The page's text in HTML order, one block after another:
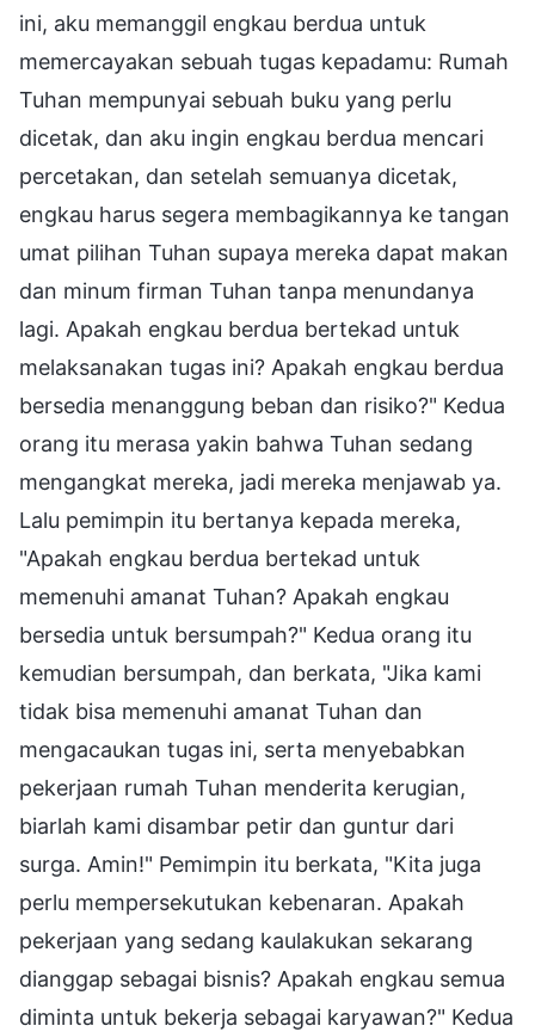
ini, aku memanggil engkau berdua untuk
memercayakan sebuah tugas kepadamu: Rumah
Tuhan mempunyai sebuah buku yang perlu
dicetak, dan aku ingin engkau berdua mencari
percetakan, dan setelah semuanya dicetak,
engkau harus segera membagikannya ke tangan
umat pilihan Tuhan supaya mereka dapat makan
dan minum firman Tuhan tanpa menundanya
lagi. Apakah engkau berdua bertekad untuk
melaksanakan tugas ini? Apakah engkau berdua
bersedia menanggung beban dan risiko?" Kedua
orang itu merasa yakin bahwa Tuhan sedang
mengangkat mereka, jadi mereka menjawab ya.
Lalu pemimpin itu bertanya kepada mereka,
"Apakah engkau berdua bertekad untuk
memenuhi amanat Tuhan? Apakah engkau
bersedia untuk bersumpah?" Kedua orang itu
kemudian bersumpah, dan berkata, "Jika kami
tidak bisa memenuhi amanat Tuhan dan
mengacaukan tugas ini, serta menyebabkan
pekerjaan rumah Tuhan menderita kerugian,
biarlah kami disambar petir dan guntur dari
surga. Amin!" Pemimpin itu berkata, "Kita juga
perlu mempersekutukan kebenaran. Apakah
pekerjaan yang sedang kaulakukan sekarang
dianggap sebagai bisnis? Apakah engkau semua
diminta untuk bekerja sebagai karyawan?" Kedua